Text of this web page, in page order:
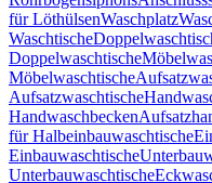
für LöthülsenWaschplatz
Waschtische
Doppelwaschtische
Möbelwaschtische
Aufsatzwaschtische
Handwaschbecken
für Halbeinbauwaschtische
Einbauwaschtische
Unterbauwaschtische